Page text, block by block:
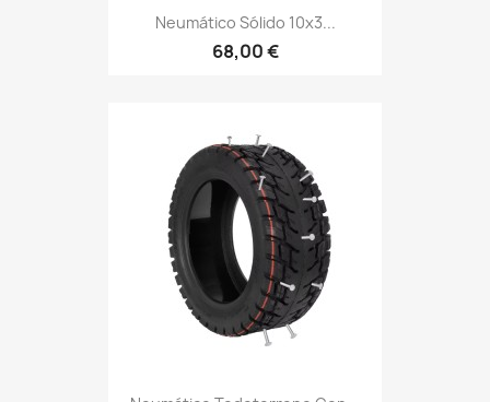
Neumático Sólido 10x3...
68,00 €